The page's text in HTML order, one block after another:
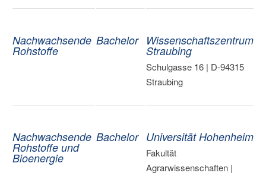
Nachwachsende
Rohstoffe
Bachelor Wissenschaftszentrum
Straubing
Schulgasse 16 | D-94315
Straubing
Nachwachsende
Rohstoffe und
Bioenergie
Bachelor Universität Hohenheim
Fakultät
Agrarwissenschaften |